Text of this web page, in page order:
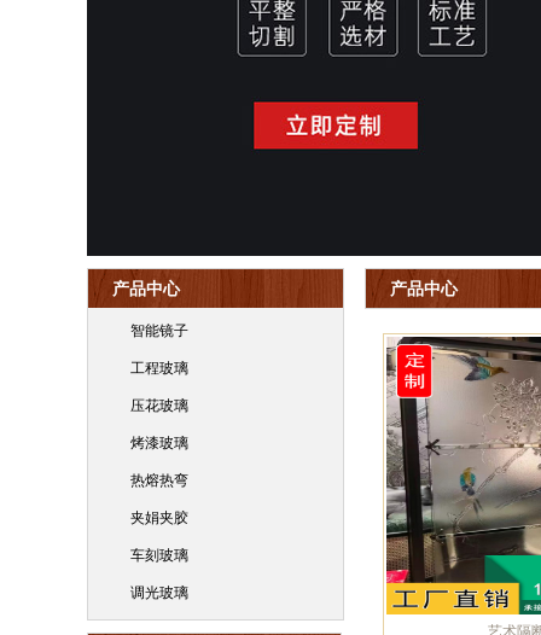
产品中心
智能镜子
工程玻璃
压花玻璃
烤漆玻璃
热熔热弯
夹娟夹胶
车刻玻璃
调光玻璃
产品中心
艺术隔